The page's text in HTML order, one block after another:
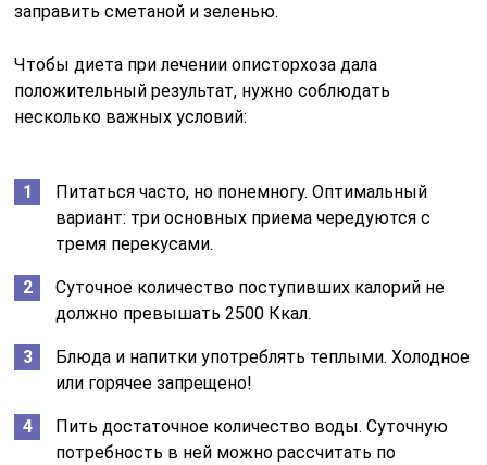
заправить сметаной и зеленью.
Чтобы диета при лечении описторхоза дала
положительный результат, нужно соблюдать
несколько важных условий:
Питаться часто, но понемногу. Оптимальный
вариант: три основных приема чередуются с
тремя перекусами.
Суточное количество поступивших калорий не
должно превышать 2500 Ккал.
Блюда и напитки употреблять теплыми. Холодное
или горячее запрещено!
Пить достаточное количество воды. Суточную
потребность в ней можно рассчитать по